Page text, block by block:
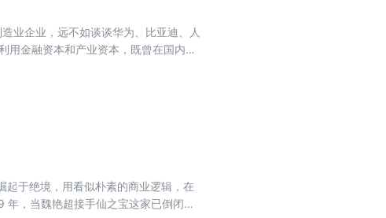
是蔚来“服务与规模”的突围战；更是
？如何用生态构建用户黏性？回望百年
丰田抓住了市场对柔性生产的渴望，特
业企业，远不如谈谈华为、比亚迪、人
用金融资本和产业资本，既曾在国内市
的40多年的发展历程中，选择极具特
于绝境，用看似朴素的商业逻辑，在